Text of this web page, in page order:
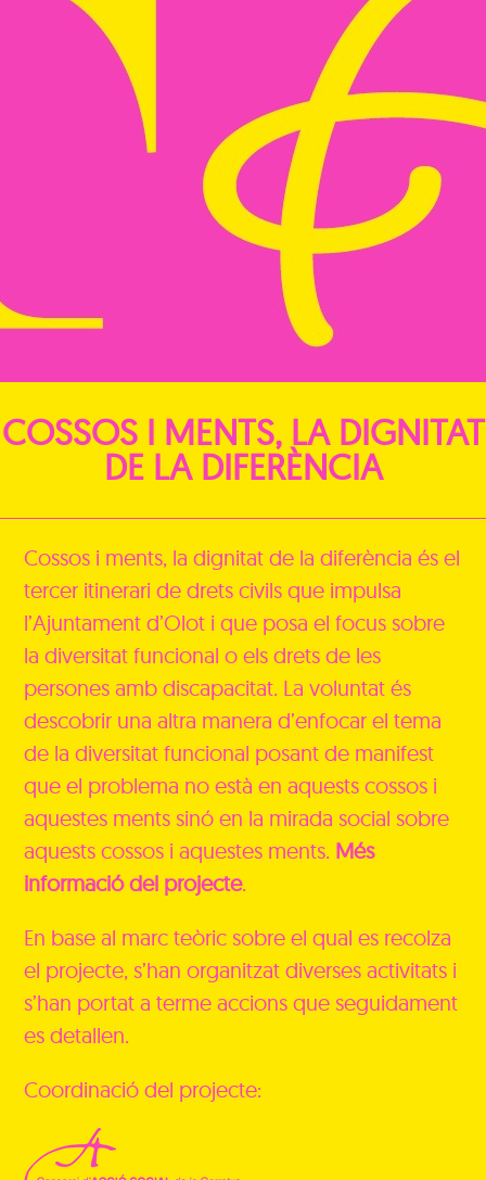
COSSOS I MENTS, LA DIGNITAT
DE LA DIFERÈNCIA
Cossos i ments, la dignitat de la diferència és el
tercer itinerari de drets civils que impulsa
l’Ajuntament d’Olot i que posa el focus sobre
la diversitat funcional o els drets de les
persones amb discapacitat. La voluntat és
descobrir una altra manera d’enfocar el tema
de la diversitat funcional posant de manifest
que el problema no està en aquests cossos i
aquestes ments sinó en la mirada social sobre
aquests cossos i aquestes ments. Més
informació del projecte.
En base al marc teòric sobre el qual es recolza
el projecte, s’han organitzat diverses activitats i
s’han portat a terme accions que seguidament
es detallen.
Coordinació del projecte: